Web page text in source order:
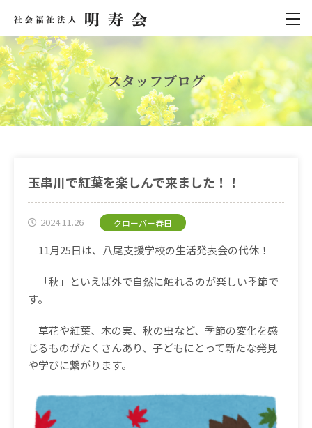
スタッフブログ
玉串川で紅葉を楽しんで来ました！！
2024.11.26 クローバー春日
11月25日は、八尾支援学校の生活発表会の代休！
「秋」といえば外で自然に触れるのが楽しい季節で
す。
草花や紅葉、木の実、秋の虫など、季節の変化を感
じるものがたくさんあり、子どもにとって新たな発見
や学びに繋がります。